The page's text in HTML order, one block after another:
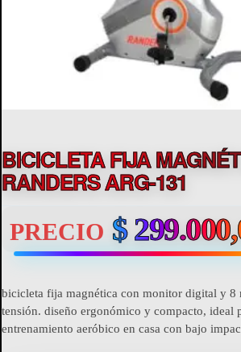
BICICLETA FIJA
RANDERS ARG-131
PRECIO $
bicicleta fija magnética con monitor digital y 8
tensión. diseño ergonómico y compacto, ideal
entrenamiento aeróbico en casa con bajo